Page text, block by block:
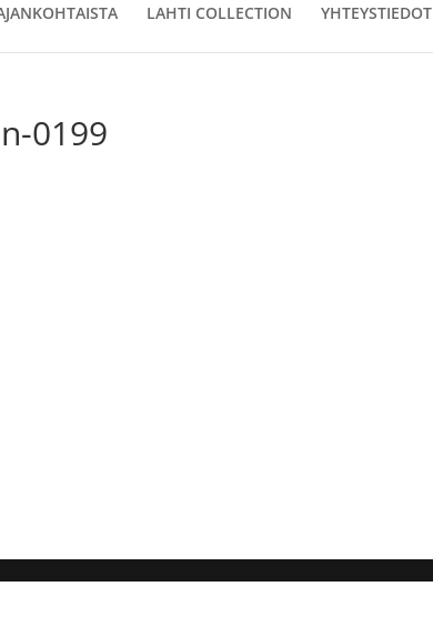
LAHTI COLLECTION YHTEYSTIEDOT
0199